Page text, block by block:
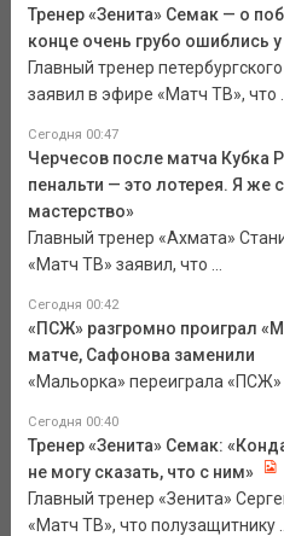
Тренер «Зенита» Семак — о
конце очень грубо ошиблись
Главный тренер
заявил в эфире «Матч ТВ», что ...
Сегодня 00:47
Черчесов после матча Кубка
пенальти — это лотерея. Я же
мастерство»
Главный тренер «Ахмата»
«Матч ТВ» заявил, что ...
Сегодня 00:42
«ПСЖ» разгромно проиграл
матче, Сафонова заменили
«Мальорка» переиграла
Сегодня 00:40
Тренер «Зенита» Семак:
не могу сказать, что с ним»
Главный тренер «Зенита»
«Матч ТВ», что полузащитнику ...